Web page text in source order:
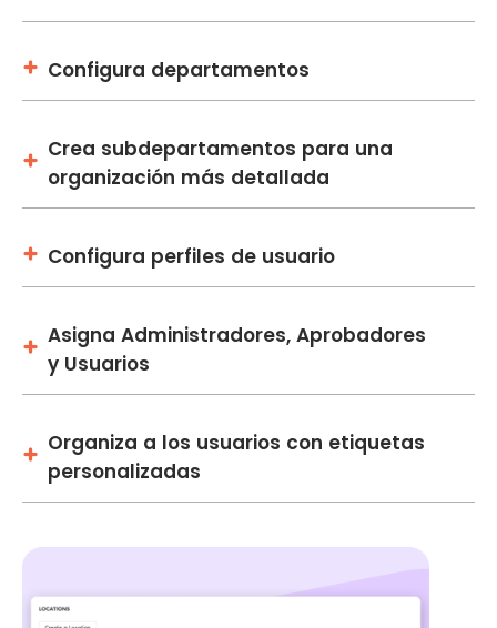
Configura departamentos
Crea subdepartamentos para una
organización más detallada
Configura perfiles de usuario
Asigna Administradores, Aprobadores
y Usuarios
Organiza a los usuarios con etiquetas
personalizadas